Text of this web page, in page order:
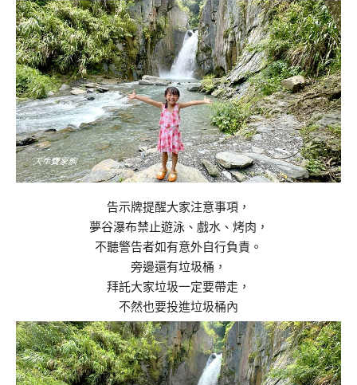
告示牌提醒大家注意事項，
夢谷瀑布禁止遊泳、戲水、烤肉，
不聽警告者如有意外自行負責。
旁邊還有垃圾桶，
拜託大家垃圾一定要帶走，
不然也要投進垃圾桶內